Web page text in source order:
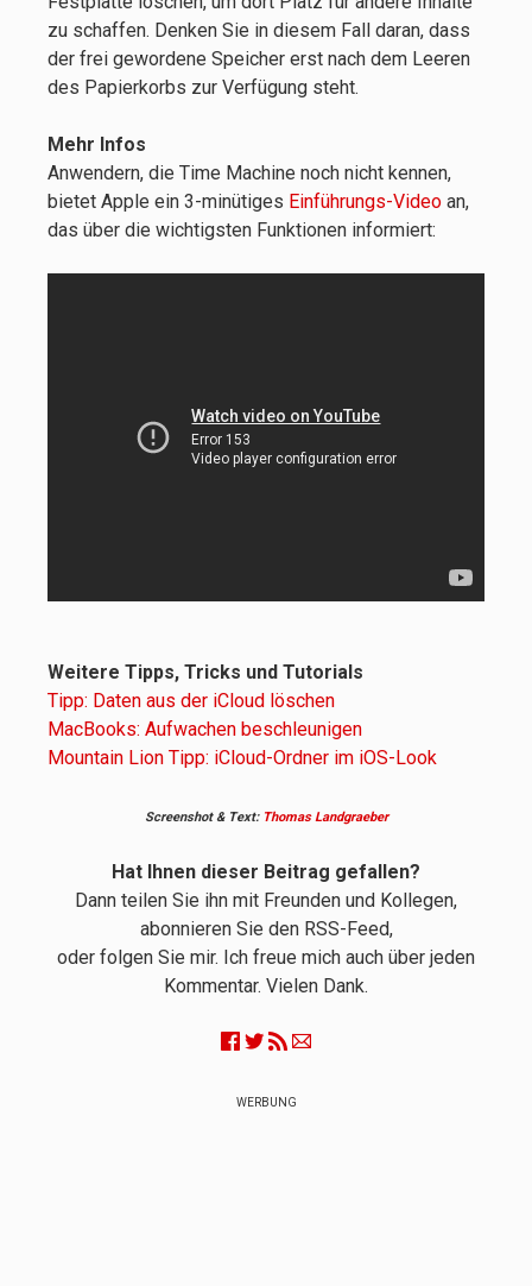
zu schaffen. Denken Sie in diesem Fall daran, dass
der frei gewordene Speicher erst nach dem Leeren
des Papierkorbs zur Verfügung steht.
Mehr Infos
Anwendern, die Time Machine noch nicht kennen,
bietet Apple ein 3-minütiges Einführungs-Video an,
das über die wichtigsten Funktionen informiert:
Weitere Tipps, Tricks und Tutorials
Tipp: Daten aus der iCloud löschen
MacBooks: Aufwachen beschleunigen
Mountain Lion Tipp: iCloud-Ordner im iOS-Look
Screenshot & Text: Thomas Landgraeber
Hat Ihnen dieser Beitrag gefallen?
Dann teilen Sie ihn mit Freunden und Kollegen,
abonnieren Sie den RSS-Feed,
oder folgen Sie mir. Ich freue mich auch über jeden
Kommentar. Vielen Dank.
WERBUNG